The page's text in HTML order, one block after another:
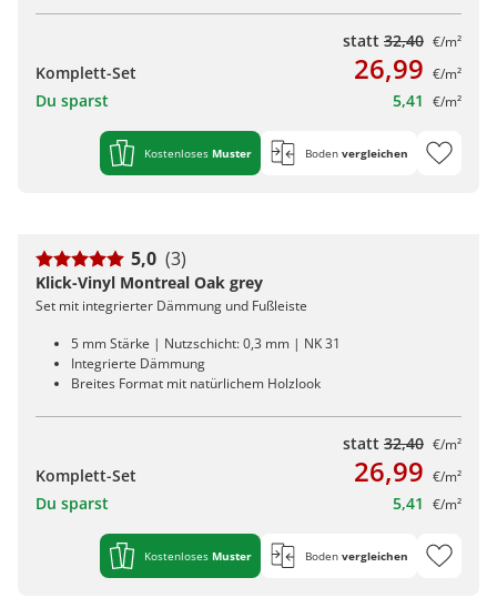
statt 32,40 €/m²
Komplett-Set 26,99 €/m²
Du sparst 5,41 €/m²
Kostenloses Muster Boden vergleichen
5,0 (3)
Klick-Vinyl Montreal Oak grey
Set mit integrierter Dämmung und Fußleiste
5 mm Stärke | Nutzschicht: 0,3 mm | NK 31
Integrierte Dämmung
Breites Format mit natürlichem Holzlook
statt 32,40 €/m²
Komplett-Set 26,99 €/m²
Du sparst 5,41 €/m²
Kostenloses Muster Boden vergleichen